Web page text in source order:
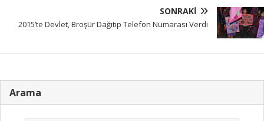
SONRAKI
2015’te Devlet, Broşür Dağıtıp Telefon Numarası Verdi
Arama